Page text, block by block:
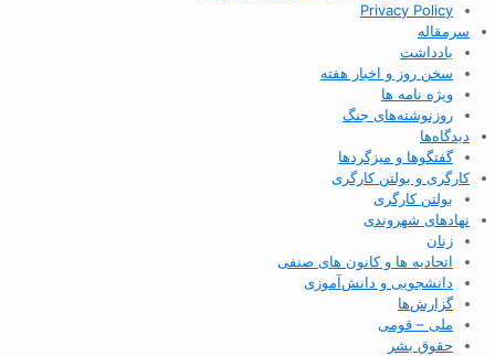
Privacy Policy
سرمقاله
یادداشت
سخن روز و اخبار هفته
ویژه نامه ها
روزنوشته‌های جنگ
دیدگاه‌ها
گفتگوها و میزگردها
کارگری و بولتن کارگری
بولتن کارگری
نهادهای شهروندی
زنان
اتحادیه ها و کانون های صنفی
دانشجویی و دانش‌آموزی
گزارش‌ها
ملی – قومی
حقوق بشر